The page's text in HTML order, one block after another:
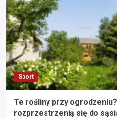
Sport
Te rośliny przy
rozprzestrzenią się do